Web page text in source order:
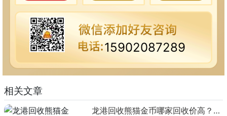
15902087289
相关文章
龙港回收熊猫金币哪家回收价高？本地榜单